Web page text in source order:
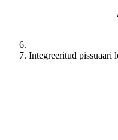
Integreeritud pissuaari